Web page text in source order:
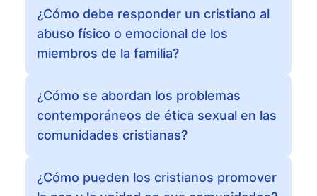
¿Cómo debe responder un cristiano al
abuso físico o emocional de los
miembros de la familia?
¿Cómo se abordan los problemas
contemporáneos de ética sexual en las
comunidades cristianas?
¿Cómo pueden los cristianos promover